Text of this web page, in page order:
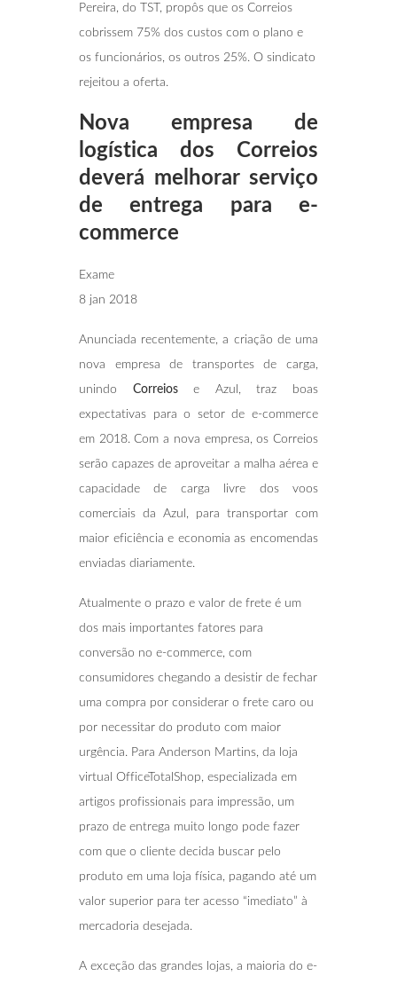
Pereira, do TST, propôs que os Correios
cobrissem 75% dos custos com o plano e
os funcionários, os outros 25%. O sindicato
rejeitou a oferta.
Nova empresa de
logística dos Correios
deverá melhorar serviço
de entrega para e-
commerce
Exame
8 jan 2018
Anunciada recentemente, a criação de uma
nova empresa de transportes de carga,
unindo Correiose Azul, traz boas
expectativas para o setor de e-commerce
em 2018. Com a nova empresa, os Correios
serão capazes de aproveitar a malha aérea e
capacidade de carga livre dos voos
comerciais da Azul, para transportar com
maior eficiência e economia as encomendas
enviadas diariamente.
Atualmente o prazo e valor de frete é um
dos mais importantes fatores para
conversão no e-commerce, com
consumidores chegando a desistir de fechar
uma compra por considerar o frete caro ou
por necessitar do produto com maior
urgência. Para Anderson Martins, da loja
virtual OfficeTotalShop, especializada em
artigos profissionais para impressão, um
prazo de entrega muito longo pode fazer
com que o cliente decida buscar pelo
produto em uma loja física, pagando até um
valor superior para ter acesso “imediato” à
mercadoria desejada.
A exceção das grandes lojas, a maioria do e-